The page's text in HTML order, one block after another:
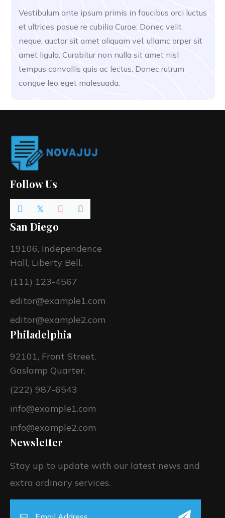
Vestibulum ante ipsum primis in faucibus orci luctus
et ultrices posue re cubilia Curae; Donec velit
neque, auctor sit amet aliquam vel, ullamc orper sit
amet ligula. Curabitur non nulla sit amet nisl
tempus convallis quis ac lectus. Donec rutrum
congue leo eget malesuada.
Follow Us
San Diego
19106, Independence
Hall, Liberty Bell.
(111) 123-4567
editor@example1.com
editor@example2.com
Philadelphia
92101, Front Street,
Gaslamp Quarter.
(222) 987-6543
info@example1.com
info@example2.com
Newsletter
Stay up to update with our latest news and
extra ordinary services.